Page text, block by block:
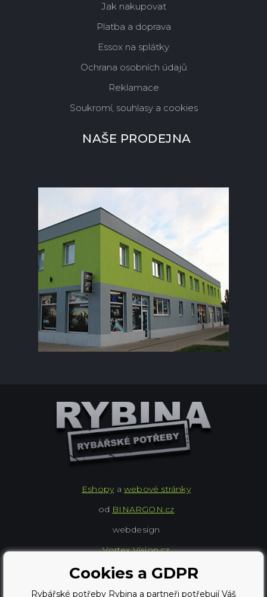
Jak nakupovat
Platba a doprava
Essox na splátky
Ochrana osobních údajů
Reklamace
Soukromí, souhlasy a cookies
NAŠE PRODEJNA
Copyright © 2009 - 2026,
Eshopya webové stránky
od BINARGON.cz
webdesign
Vortex Vision.cz
Cookies a GDPR
Rybářské potřeby Rybina a partneři potřebují Váš